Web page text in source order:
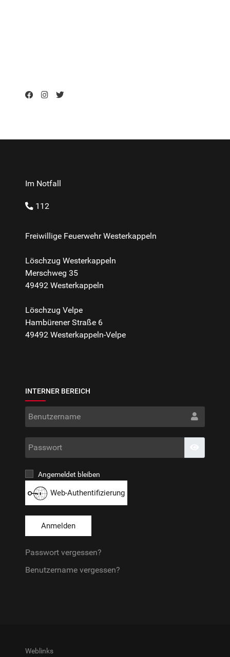
Im Notfall
112
Freiwillige Feuerwehr Westerkappeln
Löschzug Westerkappeln
Merschweg 35
49492 Westerkappeln
Löschzug Velpe
Hambürener Straße 6
49492 Westerkappeln-Velpe
INTERNER BEREICH
Angemeldet bleiben
Web-Authentifizierung
Anmelden
Passwort vergessen?
Benutzername vergessen?
Weblinks